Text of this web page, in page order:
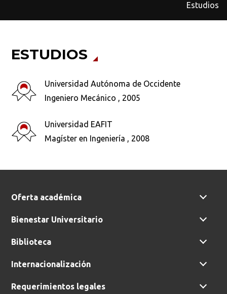
Estudios
ESTUDIOS
Universidad Autónoma de Occidente
Ingeniero Mecánico , 2005
Universidad EAFIT
Magíster en Ingeniería , 2008
¿Qué buscas?
Oferta académica
Bienestar Universitario
Biblioteca
Internacionalización
Requerimientos legales